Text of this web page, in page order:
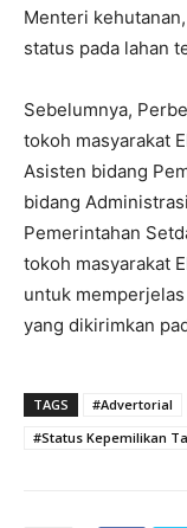
Menteri
status pada lahan
Sebelumnya,
tokoh masyarakat
Asisten bidang
bidang
Pemerintahan
tokoh masyarakat
untuk
yang dikirimkan
TAGS #Advertorial
#Status Kepemilikan